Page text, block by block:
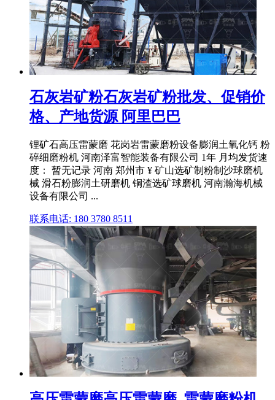
石灰岩矿粉石灰岩矿粉批发、促销价
格、产地货源 阿里巴巴
锂矿石高压雷蒙磨 花岗岩雷蒙磨粉设备膨润土氧化钙 粉
碎细磨粉机 河南泽富智能装备有限公司 1年 月均发货速
度： 暂无记录 河南 郑州市 ¥ 矿山选矿制粉制沙球磨机
械 滑石粉膨润土研磨机 铜渣选矿球磨机 河南瀚海机械
设备有限公司 ...
联系电话: 180 3780 8511